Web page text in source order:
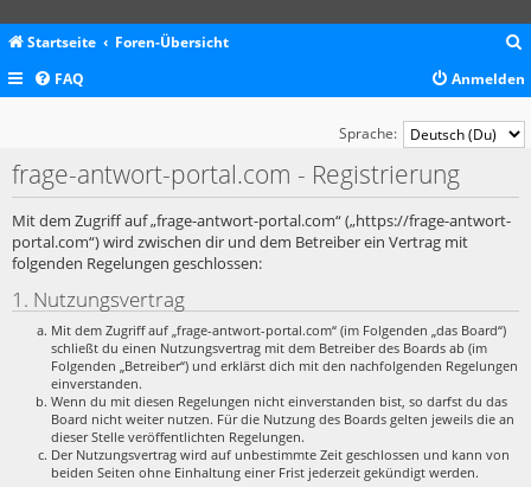
Startseite Foren-Übersicht
c
FAQ Anmelden
Sprache:
frage-antwort-portal.com - Registrierung
Mit dem Zugriff auf „frage-antwort-portal.com“ („https://frage-antwort-
portal.com“) wird zwischen dir und dem Betreiber ein Vertrag mit
folgenden Regelungen geschlossen:
1. Nutzungsvertrag
Mit dem Zugriff auf „frage-antwort-portal.com“ (im Folgenden „das Board“)
schließt du einen Nutzungsvertrag mit dem Betreiber des Boards ab (im
Folgenden „Betreiber“) und erklärst dich mit den nachfolgenden Regelungen
einverstanden.
Wenn du mit diesen Regelungen nicht einverstanden bist, so darfst du das
Board nicht weiter nutzen. Für die Nutzung des Boards gelten jeweils die an
dieser Stelle veröffentlichten Regelungen.
Der Nutzungsvertrag wird auf unbestimmte Zeit geschlossen und kann von
beiden Seiten ohne Einhaltung einer Frist jederzeit gekündigt werden.